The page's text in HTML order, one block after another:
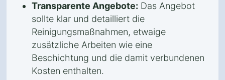
Transparente Angebote: Das Angebot
sollte klar und detailliert die
Reinigungsmaßnahmen, etwaige
zusätzliche Arbeiten wie eine
Beschichtung und die damit verbundenen
Kosten enthalten.